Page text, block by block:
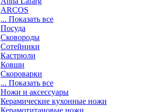
ARCOS
... Показать все
Посуда
Сковороды
Сотейники
Кастрюли
Ковши
Скороварки
... Показать все
Ножи и аксессуары
Керамические кухонные ножи
Керамотитановые ножи